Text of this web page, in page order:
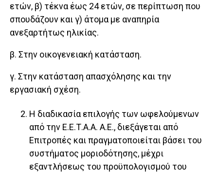
ετών, β) τέκνα έως 24 ετών, σε περίπτωση που
σπουδάζουν και γ) άτομα με αναπηρία
ανεξαρτήτως ηλικίας.
β. Στην οικογενειακή κατάσταση.
γ. Στην κατάσταση απασχόλησης και την
εργασιακή σχέση.
Η διαδικασία επιλογής των ωφελούμενων
από την Ε.Ε.Τ.Α.Α. Α.Ε., διεξάγεται από
Επιτροπές και πραγματοποιείται βάσει του
συστήματος μοριοδότησης, μέχρι
εξαντλήσεως του προϋπολογισμού του